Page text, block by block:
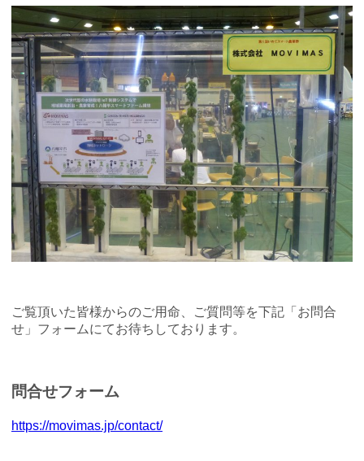
ご覧頂いた皆様からのご用命、ご質問等を下記「お問合
せ」フォームにてお待ちしております。
問合せフォーム
https://movimas.jp/contact/